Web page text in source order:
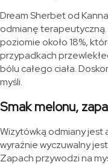
Dream Sherbet od
odmianę
poziomie około 18%,
przypadkach
bólu całego ciała.
myśli.
Smak melonu,
Wizytówką odmiany jest
wyraźnie wyczuwalny
Zapach przywodzi na